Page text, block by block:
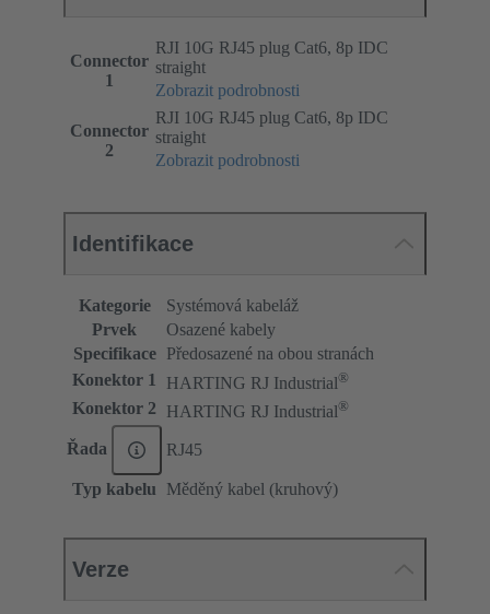
Connector
1
RJI 10G RJ45 plug Cat6, 8p IDC
straight
Zobrazit podrobnosti
Connector
2
RJI 10G RJ45 plug Cat6, 8p IDC
straight
Zobrazit podrobnosti
Identifikace
Kategorie
Systémová kabeláž
Prvek
Osazené kabely
Specifikace
Předosazené na obou stranách
Konektor 1
HARTING RJ Industrial®
Konektor 2 HARTING RJ Industrial®
Řada RJ45
Typ kabelu Měděný kabel (kruhový)
Verze